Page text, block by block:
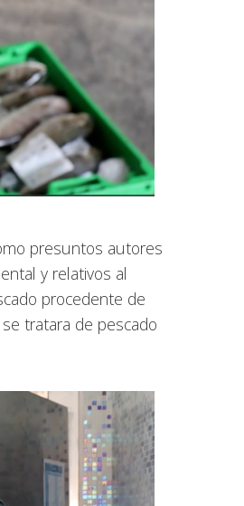
presuntos autores
y relativos al
procedente de
tratara de pescado